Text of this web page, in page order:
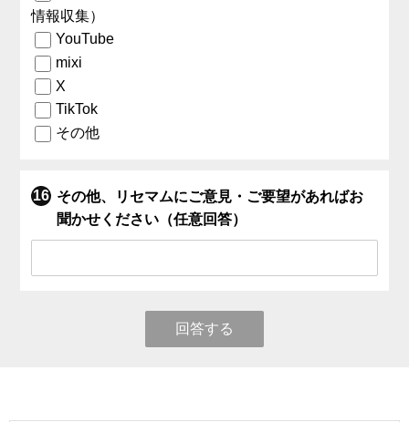
情報収集）
YouTube
mixi
X
TikTok
その他
その他、リセマムにご意見・ご要望があればお
聞かせください（任意回答）
回答する